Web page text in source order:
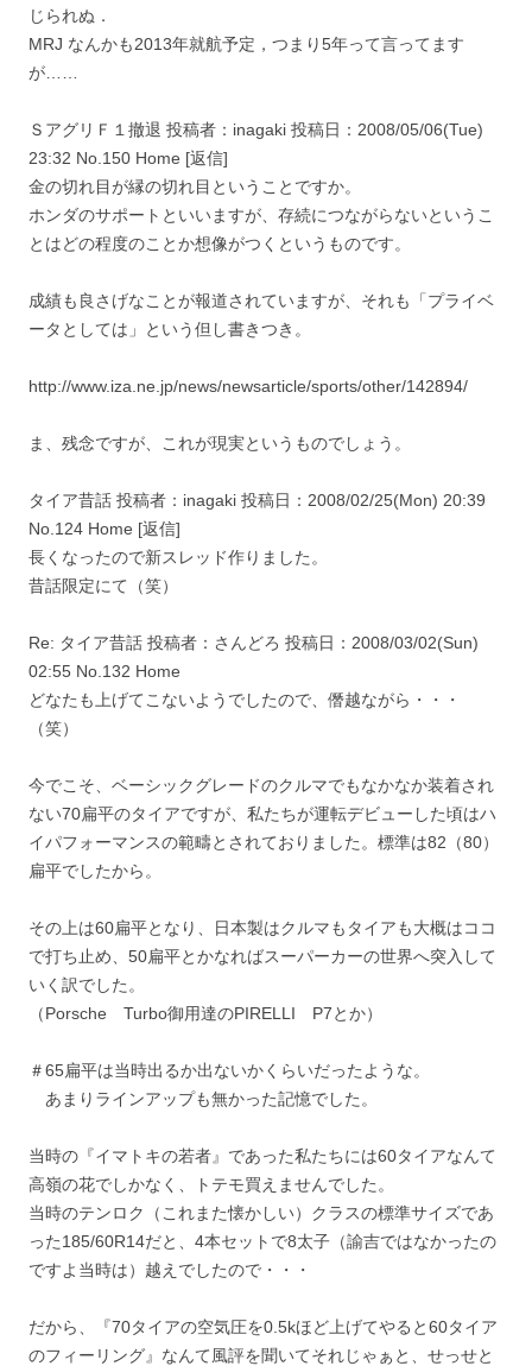
じられぬ．
MRJ なんかも2013年就航予定，つまり5年って言ってます
が……
ＳアグリＦ１撤退 投稿者：inagaki 投稿日：2008/05/06(Tue)
23:32 No.150 Home [返信]
金の切れ目が縁の切れ目ということですか。
ホンダのサポートといいますが、存続につながらないというこ
とはどの程度のことか想像がつくというものです。
成績も良さげなことが報道されていますが、それも「プライベ
ータとしては」という但し書きつき。
http://www.iza.ne.jp/news/newsarticle/sports/other/142894/
ま、残念ですが、これが現実というものでしょう。
タイア昔話 投稿者：inagaki 投稿日：2008/02/25(Mon) 20:39
No.124 Home [返信]
長くなったので新スレッド作りました。
昔話限定にて（笑）
Re: タイア昔話 投稿者：さんどろ 投稿日：2008/03/02(Sun)
02:55 No.132 Home
どなたも上げてこないようでしたので、僭越ながら・・・
（笑）
今でこそ、ベーシックグレードのクルマでもなかなか装着され
ない70扁平のタイアですが、私たちが運転デビューした頃はハ
イパフォーマンスの範疇とされておりました。標準は82（80）
扁平でしたから。
その上は60扁平となり、日本製はクルマもタイアも大概はココ
で打ち止め、50扁平とかなればスーパーカーの世界へ突入して
いく訳でした。
（Porsche Turbo御用達のPIRELLI P7とか）
＃65扁平は当時出るか出ないかくらいだったような。
あまりラインアップも無かった記憶でした。
当時の『イマトキの若者』であった私たちには60タイアなんて
高嶺の花でしかなく、トテモ買えませんでした。
当時のテンロク（これまた懐かしい）クラスの標準サイズであ
った185/60R14だと、4本セットで8太子（諭吉ではなかったの
ですよ当時は）越えでしたので・・・
だから、『70タイアの空気圧を0.5kほど上げてやると60タイア
のフィーリング』なんて風評を聞いてそれじゃぁと、せっせと